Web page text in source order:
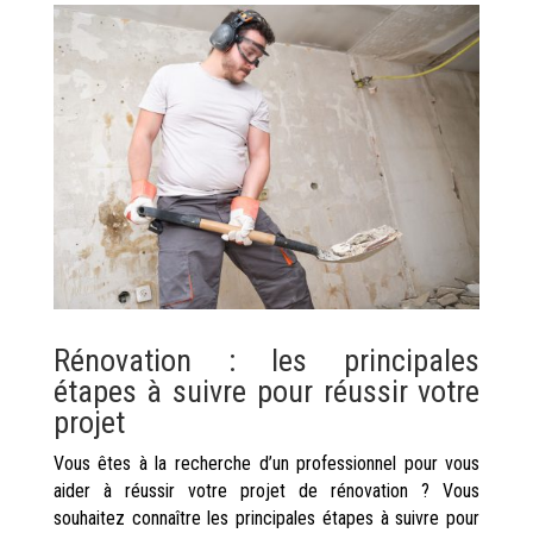
Rénovation : les principales
étapes à suivre pour réussir votre
projet
Vous êtes à la recherche d’un professionnel pour vous
aider à réussir votre projet de rénovation ? Vous
souhaitez connaître les principales étapes à suivre pour